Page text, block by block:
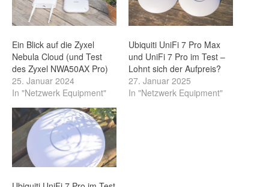
Ein Blick auf die Zyxel
Nebula Cloud (und Test
des Zyxel NWA50AX Pro)
25. Januar 2024
In "Netzwerk Equipment"
Ubiquiti UniFi 7 Pro Max
und UniFi 7 Pro im Test –
Lohnt sich der Aufpreis?
27. Januar 2025
In "Netzwerk Equipment"